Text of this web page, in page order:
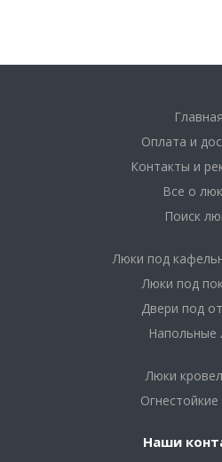
Главная
Оплата и
Контакты и
Все о
Поиск
Люки под
Люки под
Двери под
Напольные
Люки
Огнестойкие
Наши